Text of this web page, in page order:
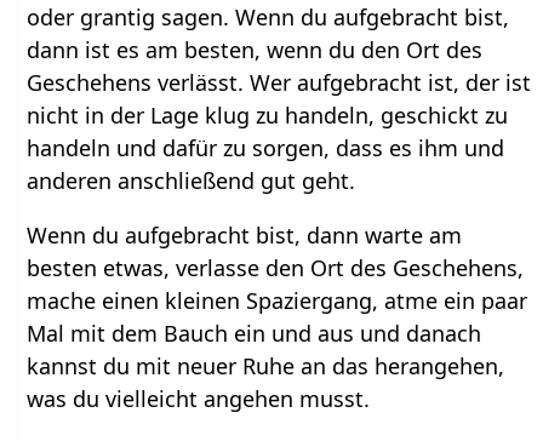
oder grantig sagen. Wenn du aufgebracht bist,
dann ist es am besten, wenn du den Ort des
Geschehens verlässt. Wer aufgebracht ist, der ist
nicht in der Lage klug zu handeln, geschickt zu
handeln und dafür zu sorgen, dass es ihm und
anderen anschließend gut geht.
Wenn du aufgebracht bist, dann warte am
besten etwas, verlasse den Ort des Geschehens,
mache einen kleinen Spaziergang, atme ein paar
Mal mit dem Bauch ein und aus und danach
kannst du mit neuer Ruhe an das herangehen,
was du vielleicht angehen musst.